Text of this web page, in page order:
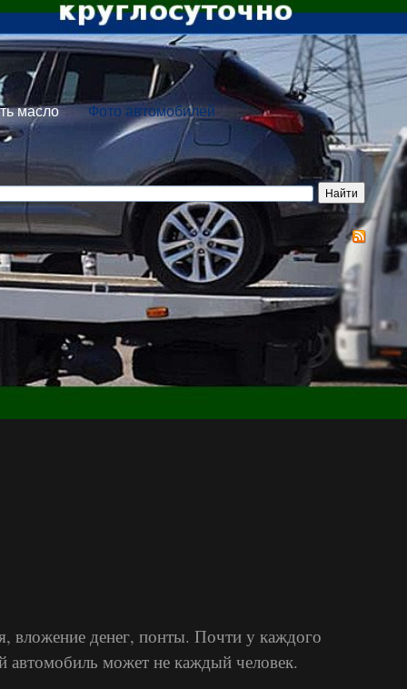
масло Фото автомобилей
вложение денег, понты. Почти у каждого
автомобиль может не каждый человек.